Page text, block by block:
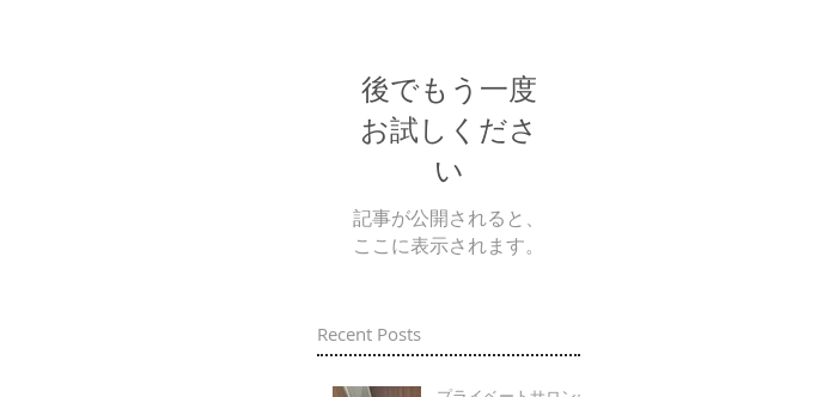
後でもう一度
お試しくださ
い
記事が公開されると、
ここに表示されます。
Recent Posts